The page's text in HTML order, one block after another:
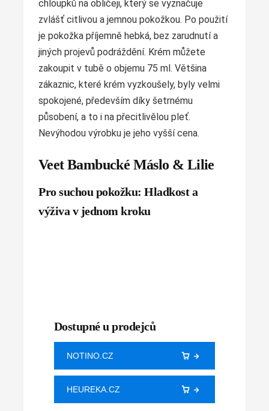
chloupků na obličeji, který se vyznačuje
zvlášť citlivou a jemnou pokožkou. Po použití
je pokožka příjemně hebká, bez zarudnutí a
jiných projevů podráždění. Krém můžete
zakoupit v tubě o objemu 75 ml. Většina
zákaznic, které krém vyzkoušely, byly velmi
spokojené, především díky šetrnému
působení, a to i na přecitlivělou pleť.
Nevýhodou výrobku je jeho vyšší cena.
Veet Bambucké Máslo & Lilie
Pro suchou pokožku: Hladkost a
výživa v jednom kroku
Dostupné u prodejců
NOTINO.CZ
HEUREKA.CZ